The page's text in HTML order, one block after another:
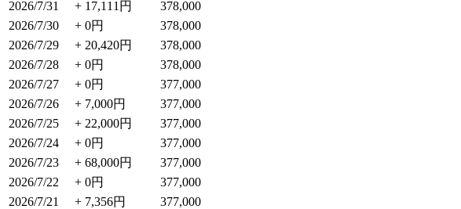
2026/7/31
+ 17,111円
378,000
2026/7/30
+ 0円
378,000
2026/7/29
+ 20,420円
378,000
2026/7/28
+ 0円
378,000
2026/7/27
+ 0円
377,000
2026/7/26
+ 7,000円
377,000
2026/7/25
+ 22,000円
377,000
2026/7/24
+ 0円
377,000
2026/7/23
+ 68,000円
377,000
2026/7/22
+ 0円
377,000
2026/7/21
+ 7,356円
377,000